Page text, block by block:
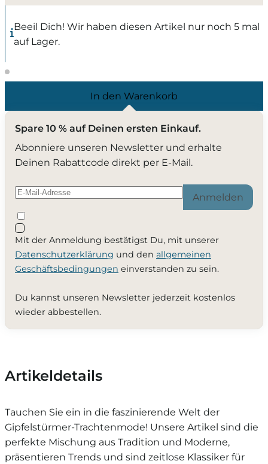
Beeil Dich! Wir haben diesen Artikel nur noch 5 mal
auf Lager.
In den Warenkorb
Spare 10 % auf Deinen ersten Einkauf.
Abonniere unseren Newsletter und erhalte
Deinen Rabattcode direkt per E-Mail.
Anmelden
Mit der Anmeldung bestätigst Du, mit unserer
Datenschutzerklärung und den allgemeinen
Geschäftsbedingungen einverstanden zu sein.
Du kannst unseren Newsletter jederzeit kostenlos
wieder abbestellen.
Artikeldetails
Tauchen Sie ein in die faszinierende Welt der
Gipfelstürmer-Trachtenmode! Unsere Artikel sind die
perfekte Mischung aus Tradition und Moderne,
präsentieren Trends und sind zeitlose Klassiker für